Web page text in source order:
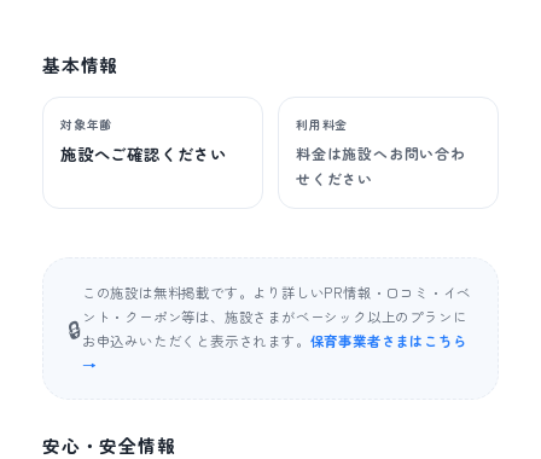
基本情報
対象年齢
施設へご確認ください
利用料金
料金は施設へお問い合わ
せください
🔒
この施設は無料掲載です。より詳しいPR情報・口コミ・イベ
ント・クーポン等は、施設さまがベーシック以上のプランに
お申込みいただくと表示されます。 保育事業者さまはこちら
→
安心・安全情報